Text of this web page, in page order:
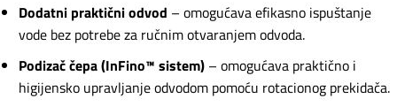
Dodatni praktični odvod – omogućava efikasno ispuštanje
vode bez potrebe za ručnim otvaranjem odvoda.
Podizač čepa (InFino™ sistem)– omogućava praktično i
higijensko upravljanje odvodom pomoću rotacionog prekidača.